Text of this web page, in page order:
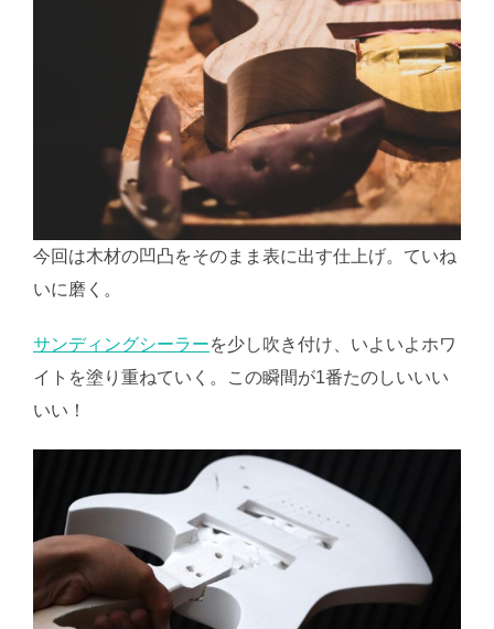
今回は木材の凹凸をそのまま表に出す仕上げ。ていね
いに磨く。
サンディングシーラーを少し吹き付け、いよいよホワ
イトを塗り重ねていく。この瞬間が1番たのしいいい
いい！